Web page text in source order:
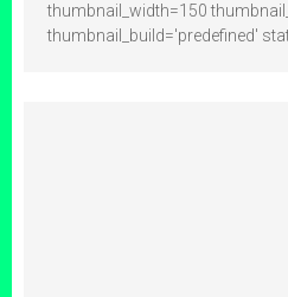
thumbnail_width=150
thumbnail_build='predefined'